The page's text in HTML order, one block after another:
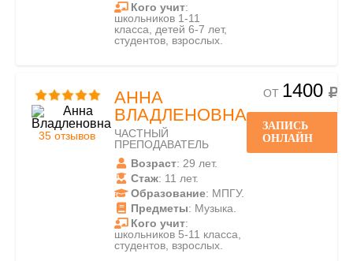
Кого учит:
школьников 1-11
класса, детей 6-7 лет,
студентов, взрослых.
35 отзывов
АННА
ВЛАДЛЕНОВНА
ЧАСТНЫЙ
ПРЕПОДАВАТЕЛЬ
Возраст: 29 лет.
Стаж: 11 лет.
Образование: МПГУ.
Предметы: Музыка.
Кого учит:
школьников 5-11 класса,
студентов, взрослых.
ОТ 1400
ЗАПИСЬ
ОНЛАЙН